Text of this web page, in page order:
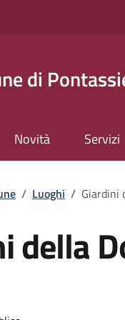
di
Novità Servizi
pane
/ Luoghi / Giardini
della